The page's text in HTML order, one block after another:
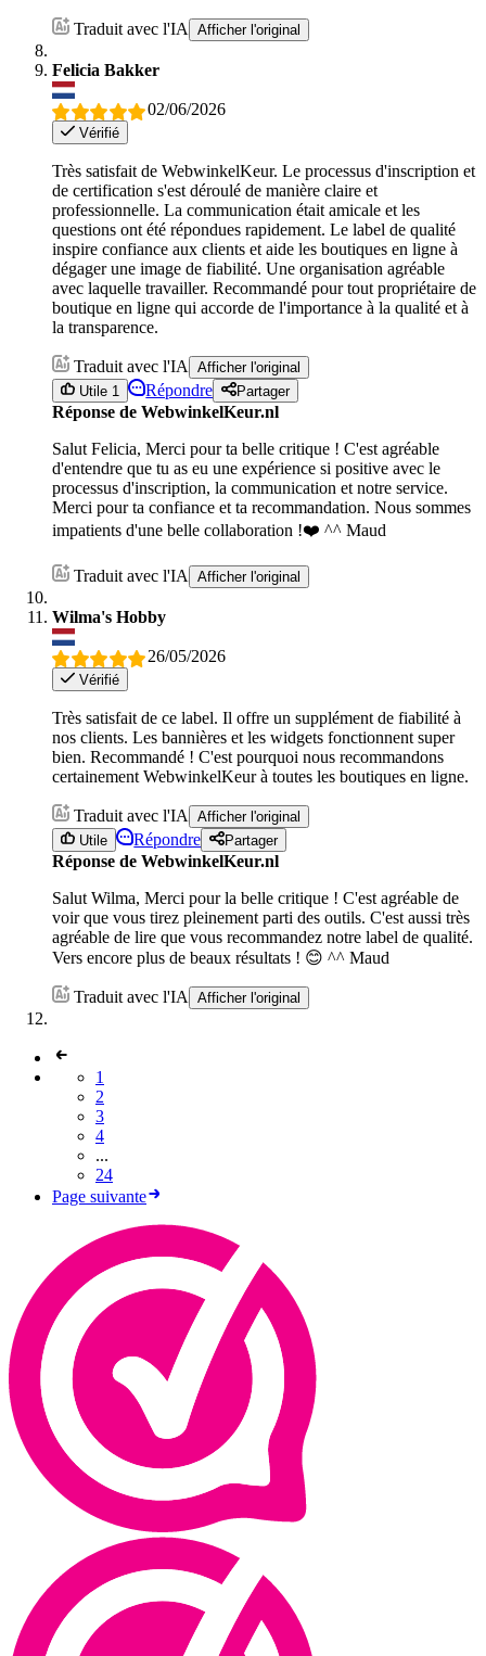
Traduit avec l'IA Afficher l'original
Felicia Bakker
02/06/2026
Vérifié
Très satisfait de WebwinkelKeur. Le processus d'inscription et
de certification s'est déroulé de manière claire et
professionnelle. La communication était amicale et les
questions ont été répondues rapidement. Le label de qualité
inspire confiance aux clients et aide les boutiques en ligne à
dégager une image de fiabilité. Une organisation agréable
avec laquelle travailler. Recommandé pour tout propriétaire de
boutique en ligne qui accorde de l'importance à la qualité et à
la transparence.
Traduit avec l'IA
Afficher l'original
Utile 1
Répondre Partager
Réponse de WebwinkelKeur.nl
Salut Felicia, Merci pour ta belle critique ! C'est agréable
d'entendre que tu as eu une expérience si positive avec le
processus d'inscription, la communication et notre service.
Merci pour ta confiance et ta recommandation. Nous sommes
impatients d'une belle collaboration !❤️ ^^ Maud
Traduit avec l'IA Afficher l'original
Wilma's Hobby
26/05/2026
Vérifié
Très satisfait de ce label. Il offre un supplément de fiabilité à
nos clients. Les bannières et les widgets fonctionnent super
bien. Recommandé ! C'est pourquoi nous recommandons
certainement WebwinkelKeur à toutes les boutiques en ligne.
Traduit avec l'IA
Afficher l'original
Utile
Répondre Partager
Réponse de WebwinkelKeur.nl
Salut Wilma, Merci pour la belle critique ! C'est agréable de
voir que vous tirez pleinement parti des outils. C'est aussi très
agréable de lire que vous recommandez notre label de qualité.
Vers encore plus de beaux résultats ! 😊 ^^ Maud
Traduit avec l'IA Afficher l'original
1
2
3
4
...
24
Page suivante